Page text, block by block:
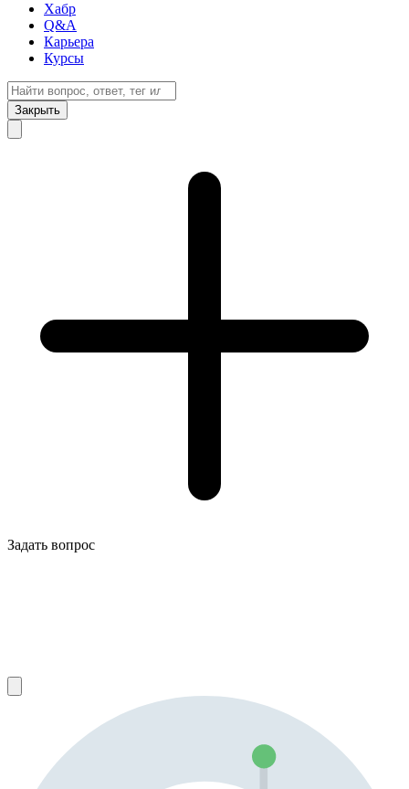
Хабр
Q&A
Карьера
Курсы
Закрыть
Задать вопрос